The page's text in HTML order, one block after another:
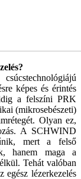
képes és érintés
a felszíni PRK
(mikrosebészeti)
Olyan ez,
A SCHWIND
mert a felső
hanem maga a
Tehát valóban
egész lézerkezelés